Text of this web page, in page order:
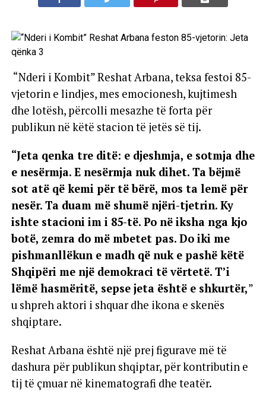
“Nderi i Kombit” Reshat Arbana, teksa festoi 85-
vjetorin e lindjes, mes emocionesh, kujtimesh
dhe lotësh, përcolli mesazhe të forta për
publikun në këtë stacion të jetës së tij.
“Jeta qenka tre ditë: e djeshmja, e sotmja dhe
e nesërmja. E nesërmja nuk dihet. Ta bëjmë
sot atë që kemi për të bërë, mos ta lemë për
nesër. Ta duam më shumë njëri-tjetrin. Ky
ishte stacioni im i 85-të. Po në iksha nga kjo
botë, zemra do më mbetet pas. Do iki me
pishmanllëkun e madh që nuk e pashë këtë
Shqipëri me një demokraci të vërtetë. T’i
lëmë hasmëritë, sepse jeta është e shkurtër,”
u shpreh aktori i shquar dhe ikona e skenës
shqiptare.
Reshat Arbana është një prej figurave më të
dashura për publikun shqiptar, për kontributin e
tij të çmuar në kinematografi dhe teatër.